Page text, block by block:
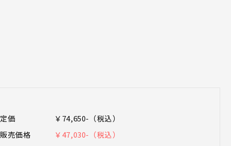
定価
￥74,650-（税込）
販売価格
￥47,030-（税込）